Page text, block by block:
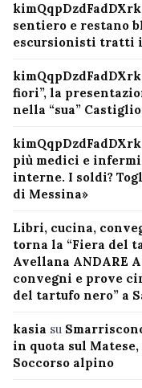
sentiero e restano
escursionisti tratti
fiori”, la
nella “sua”
più medici e
interne. I soldi?
di Messina»
Libri, cucina,
torna la “Fiera del
Avellana ANDARE A
convegni e prove
del tartufo nero” a
kasia su
in quota sul
Soccorso alpino